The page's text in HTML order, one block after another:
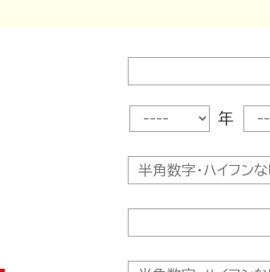
みよの政治活動への反映
よからの各種お知らせ
から寄せられた意見や質問などに対する回
の特性を把握するため、アンケートなどの
ートや各種企画・購読申込などで必要な確
なんらかの理由で利用者と接触をする必要
供のあった個人情報は、次のいずれかに
年